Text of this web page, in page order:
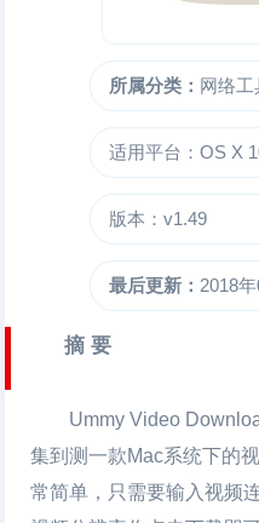
所属分类： 网络工
适用平台：OS X
版本：v1.49
最后更新： 2018
摘 要
Ummy Video
集到测一款Mac系统下的
常简单，只需要输入视频